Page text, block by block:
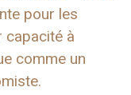
pour les
capacité à
comme un